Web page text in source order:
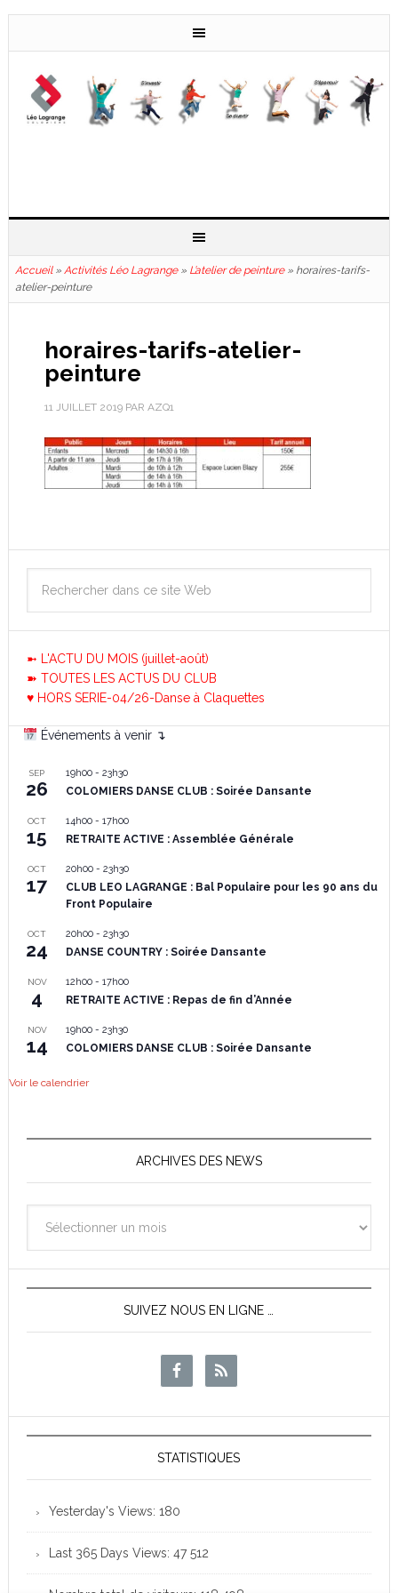
Accueil» Activités Léo Lagrange» L’atelier de peinture» horaires-tarifs-
atelier-peinture
horaires-tarifs-atelier-
peinture
11 JUILLET 2019PAR AZQ1
➼ L'ACTU DU MOIS (juillet-août)
➽ TOUTES LES ACTUS DU CLUB
♥ HORS SERIE-04/26-Danse à Claquettes
Événements à venir ↴
SEP
26
19h00- 23h30
COLOMIERS DANSE CLUB : Soirée Dansante
OCT
15
14h00- 17h00
RETRAITE ACTIVE : Assemblée Générale
OCT
17
20h00- 23h30
CLUB LEO LAGRANGE : Bal Populaire pour les 90 ans du
Front Populaire
OCT
24
20h00- 23h30
DANSE COUNTRY : Soirée Dansante
NOV
4
12h00- 17h00
RETRAITE ACTIVE : Repas de fin d’Année
NOV
14
19h00- 23h30
COLOMIERS DANSE CLUB : Soirée Dansante
Voir le calendrier
ARCHIVES DES NEWS
des
News
SUIVEZ NOUS EN LIGNE …
STATISTIQUES
Yesterday's Views: 180
Last 365 Days Views: 47 512